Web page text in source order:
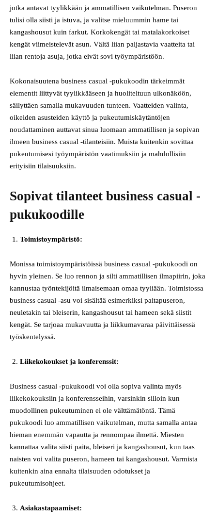
jotka antavat tyylikkään ja ammatillisen vaikutelman. Puseron
tulisi olla siisti ja istuva, ja valitse mieluummin hame tai
kangashousut kuin farkut. Korkokengät tai matalakorkoiset
kengät viimeistelevät asun. Vältä liian paljastavia vaatteita tai
liian rentoja asuja, jotka eivät sovi työympäristöön.
Kokonaisuutena business casual -pukukoodin tärkeimmät
elementit liittyvät tyylikkääseen ja huoliteltuun ulkonäköön,
säilyttäen samalla mukavuuden tunteen. Vaatteiden valinta,
oikeiden asusteiden käyttö ja pukeutumiskäytäntöjen
noudattaminen auttavat sinua luomaan ammatillisen ja sopivan
ilmeen business casual -tilanteisiin. Muista kuitenkin sovittaa
pukeutumisesi työympäristön vaatimuksiin ja mahdollisiin
erityisiin tilaisuuksiin.
Sopivat tilanteet business casual -
pukukoodille
Toimistoympäristö:
Monissa toimistoympäristöissä business casual -pukukoodi on
hyvin yleinen. Se luo rennon ja silti ammatillisen ilmapiirin, joka
kannustaa työntekijöitä ilmaisemaan omaa tyyliään. Toimistossa
business casual -asu voi sisältää esimerkiksi paitapuseron,
neuletakin tai bleiserin, kangashousut tai hameen sekä siistit
kengät. Se tarjoaa mukavuutta ja liikkumavaraa päivittäisessä
työskentelyssä.
Liikekokoukset ja konferenssit:
Business casual -pukukoodi voi olla sopiva valinta myös
liikekokouksiin ja konferensseihin, varsinkin silloin kun
muodollinen pukeutuminen ei ole välttämätöntä. Tämä
pukukoodi luo ammatillisen vaikutelman, mutta samalla antaa
hieman enemmän vapautta ja rennompaa ilmettä. Miesten
kannattaa valita siisti paita, bleiseri ja kangashousut, kun taas
naisten voi valita puseron, hameen tai kangashousut. Varmista
kuitenkin aina ennalta tilaisuuden odotukset ja
pukeutumisohjeet.
Asiakastapaamiset: